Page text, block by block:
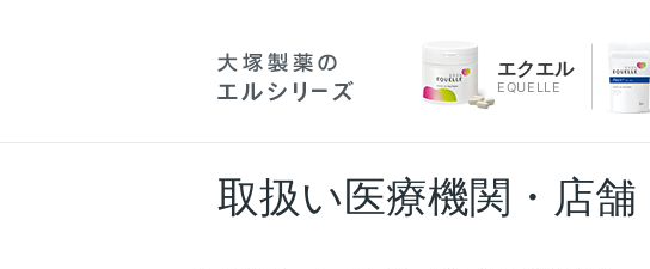
エクエル
EQUELLE
取扱い医療機関・店舗